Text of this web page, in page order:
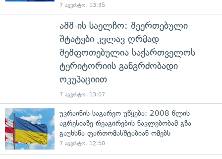
7 აგვისტო, 13:35
აშშ-ის საელჩო: შეერთებული
შტატები კვლავ ღრმად
შეშფოთებულია საქართველოს
ტერიტორიის განგრძობადი
ოკუპაციით
7 აგვისტო, 13:07
უკრაინის საგარეო უწყება: 2008 წლის
აგრესიაზე რეაგირების ნაკლებობამ გზა
გაუხსნა ფართომასშტაბიან ომებს
7 აგვისტო, 12:50